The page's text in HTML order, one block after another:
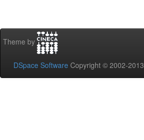
Theme by
DSpace Software Copyright © 2002-2013